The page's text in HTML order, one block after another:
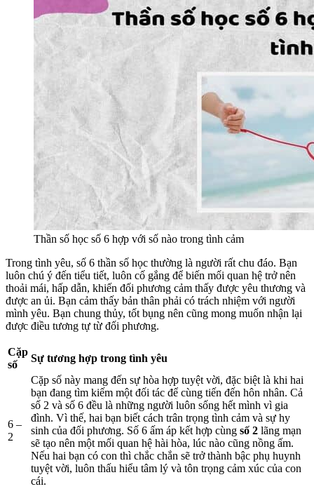
Thần số học số 6 hợp với số nào trong tình cảm
Trong tình yêu, số 6 thần số học thường là người rất chu đáo. Bạn
luôn chú ý đến tiểu tiết, luôn cố gắng để biến mối quan hệ trở nên
thoải mái, hấp dẫn, khiến đối phương cảm thấy được yêu thương và
được an ủi. Bạn cảm thấy bản thân phải có trách nhiệm với người
mình yêu. Bạn chung thủy, tốt bụng nên cũng mong muốn nhận lại
được điều tương tự từ đối phương.
Cặp
số
Sự tương hợp trong tình yêu
6 –
2
Cặp số này mang đến sự hòa hợp tuyệt vời, đặc biệt là khi hai
bạn đang tìm kiếm một đối tác để cùng tiến đến hôn nhân. Cả
số 2 và số 6 đều là những người luôn sống hết mình vì gia
đình. Vì thế, hai bạn biết cách trân trọng tình cảm và sự hy
sinh của đối phương. Số 6 ấm áp kết hợp cùng số 2 lãng mạn
sẽ tạo nên một mối quan hệ hài hòa, lúc nào cũng nồng ấm.
Nếu hai bạn có con thì chắc chắn sẽ trở thành bậc phụ huynh
tuyệt vời, luôn thấu hiểu tâm lý và tôn trọng cảm xúc của con
cái.